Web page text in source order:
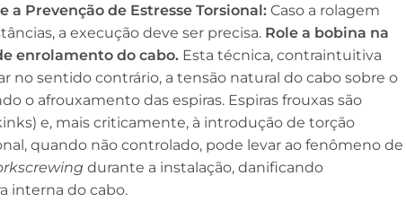
a Prevenção de Estresse Torsional:Caso a rolagem
a execução deve ser precisa. Role a bobina na
enrolamento do cabo.Esta técnica, contraintuitiva
no sentido contrário, a tensão natural do cabo sobre o
o afrouxamento das espiras. Espiras frouxas são
e, mais criticamente, à introdução de torção
quando não controlado, pode levar ao fenômeno de
durante a instalação, danificando
interna do cabo.